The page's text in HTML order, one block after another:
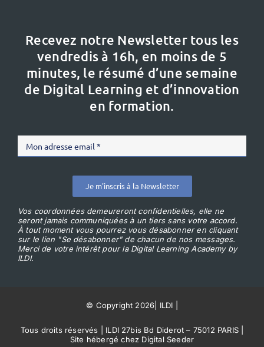
Recevez notre Newsletter tous les
vendredis à 16h, en moins de 5
minutes, le résumé d’une semaine
de Digital Learning et d’innovation
en formation.
Je m'inscris à la Newsletter
Vos coordonnées demeureront confidentielles, elle ne
seront jamais communiquées à un tiers sans votre accord.
À tout moment vous pourrez vous désabonner en cliquant
sur le lien "Se désabonner" de chacun de nos messages.
Merci de votre intérêt pour la Digital Learning Academy by
ILDI.
© Copyright 2026 ILDI
Tous droits réservés | ILDI 27bis Bd Diderot – 75012 PARIS |
Site hébergé chez Digital Seeder